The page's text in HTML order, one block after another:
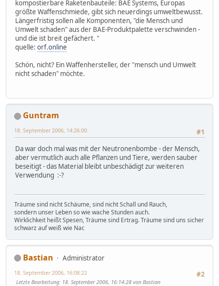
kompostierbare Raketenbauteile: BAE Systems, Europas
größte Waffenschmiede, gibt sich neuerdings umweltbewusst.
Längerfristig sollen alle Komponenten, "die Mensch und
Umwelt schaden" aus der BAE-Produktpalette verschwinden -
und die ist breit gefächert. "
quelle: orf.online
Schön, nicht? Ein Waffenhersteller, der "mensch und Umwelt
nicht schaden" möchte.
Guntram
#1
18. September 2006, 14:26:00
Da war doch mal was mit der Neutronenbombe - der Mensch,
aber vermutlich auch alle Pflanzen und Tiere, werden sauber
beseitigt - das Material bleibt unbeschädigt zur weiteren
Verwendung :-?
Träume sind nicht Schäume, sind nicht Schall und Rauch,
sondern unser Leben so wie wache Stunden auch.
Wirklichkeit heißt Spesen, Träume sind Ertrag. Träume sind uns sicher
schwarz auf weiß wie Nac
Bastian
Administrator
#2
18. September 2006, 16:08:22
Letzte Bearbeitung: 18. September 2006, 16:14:28 von Bastian